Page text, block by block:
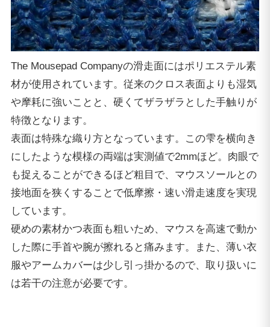
The Mousepad Companyの滑走面にはポリエステル素
材が使用されています。従来のクロス表面よりも湿気
や摩耗に強いことと、硬くてザラザラとした手触りが
特徴となります。
表面は特殊な織り方となっています。この雫を横向き
にしたような模様の両端は実測値で2mmほど。肉眼で
も捉えることができるほど粗目で、マウスソールとの
接地面を狭くすることで低摩擦・速い滑走速度を実現
しています。
硬めの素材かつ表面も粗いため、マウスを高速で動か
した際に手首や腕が擦れると痛みます。また、薄い衣
服やアームカバーは少し引っ掛かるので、取り扱いに
は若干の注意が必要です。